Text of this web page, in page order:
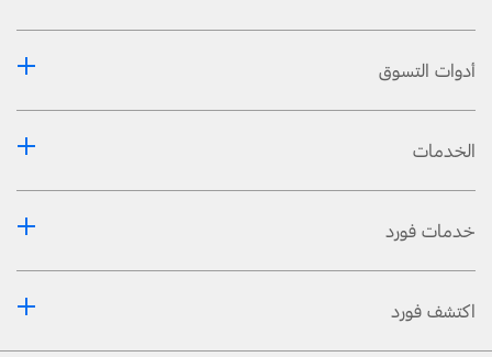
أدوات التسوق
الخدمات
خدمات فورد
اكتشف فورد